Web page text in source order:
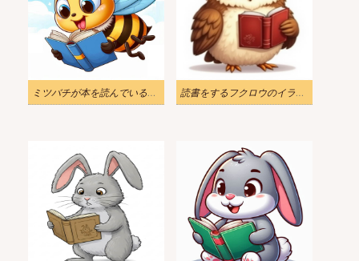
ミツバチが本を読んでいるイラスト 読書をするフクロウのイラスト